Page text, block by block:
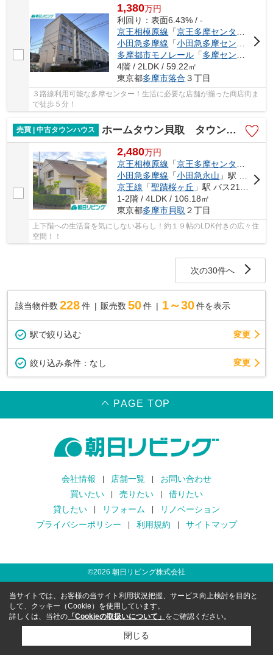
1,380万円
利回り：表面6.43% / -
京王相模原線 「京王多摩センター
小田急多摩線 「小田急多摩センター
」駅
多摩都市モノレール 「多摩センター
4階 / 2LDK / 59.22㎡
東京都多摩市落合 ３丁目
３路線利用可能な多摩センター！生活に必要な店舗が揃った商店街ま
で徒歩５分！
売買 | 中古タウンハウス ホームタウン貝取 タウンハウスならではの魅力が詰まった物件
2,480万円
京王相模原線 「京王多摩センター
小田急多摩線 「小田急永山 」駅 バス14分 「貝取２丁目」 停歩1分
京王線 「聖蹟桜ヶ丘 」駅 バス21分 「貝取２丁目」 停歩1分
1-2階 / 4LDK / 106.18㎡
東京都多摩市貝取 ２丁目
上下階への生活音を気にしない暮らし！約１９帖のLDK付きの広々住
空間！！
次の30件へ
該当物件数 228件 販売数 50 件 1～30 件を表示
駅で絞り込む 変更
絞り込み条件： なし 変更
PAGE TOP
会社情報 店舗一覧
お問い合わせ
買いたい
売りたい
借りたい
貸したい
リフォーム
リノベーション
プライバシーポリシー
利用規約 サイトマップ
©2026 朝日リビング株式会社
当サイトでは、お客様の当サイト利用状況把握、サービス向上検討を目的と
して、クッキー（Cookie）を使用しています。
詳しくは、当社の 「Cookieの取扱いについて」 をご確認ください。
閉じる